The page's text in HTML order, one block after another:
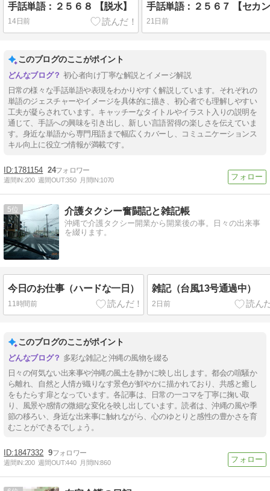
手話単語：２５６８ 【脱水】
14日前 21日前
このブログのここがポイント
初心者向け丁寧な解説とイメージ解説
日常の様々な手話単語や表現をわかりやすく解説しています。それぞれの
単語のジェスチャーやイメージを具体的に描き、初心者でも理解しやすい
工夫が凝らされています。キャッチーなタイトルやイラスト入りの説明を
通じて、手話への興味を引き出し、新しい言語習得の楽しさを伝えていま
す。身近な単語から専門用語まで幅広くカバーし、コミュニケーションス
キル向上に役立つ情報が満載です。
1781154 24
週間IN:200 週間OUT:350 月間IN:1070
5 介護タクシー奮闘記と雑記帳
沖縄で介護タクシー開業から開業後の事。日々の出来事
を綴ります。
今日のお仕事（ハードな一日）
11時間前
雑記（台風13号通過中）
2日前
このブログのここがポイント
多彩な雑記と沖縄の風物を綴る
日々の何気ない出来事や沖縄の風土を静かに映し出します。都会の喧騒か
ら離れ、自然と人情が織りなす景色が鮮やかに描かれており、共感と癒し
をもたらす扉となっています。各記事は、日常の一コマを丁寧に掬い取
り、風景や感情の微細な変化を映し出しています。読者は、沖縄の風や季
節の移ろい、身近な出来事に触れながら、心のゆとりと感性の豊かさを育
むことができるでしょう。
1847332 9
週間IN:200 週間OUT:440 月間IN:860